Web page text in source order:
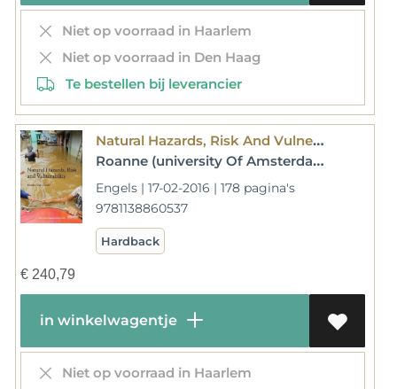
Niet op voorraad in Haarlem
Niet op voorraad in Den Haag
Te bestellen bij leverancier
Natural Hazards, Risk And Vulnerability
Roanne (university Of Amsterdam And Iss The Hague Van Voorst
Engels | 17-02-2016 | 178 pagina's
9781138860537
Hardback
€240,79
in winkelwagentje
Niet op voorraad in Haarlem